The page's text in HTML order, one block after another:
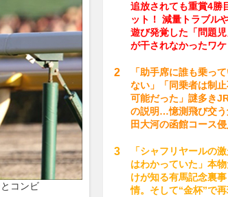
コンビ
追放されても重賞4勝
ット！ 減量トラブル
遊び発覚した「問題児
が干されなかったワケ
「助手席に誰も乗っ
ない」「同乗者は制
可能だった」謎多き
の説明…憶測飛び交う
田大河の函館コース侵
「シャフリヤールの
はわかっていた」本
けが知る有馬記念裏事
情。そして“金杯”で